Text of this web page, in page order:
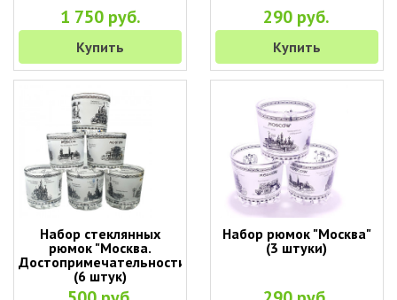
1 750 руб.
Купить
290 руб.
Купить
Набор стеклянных
рюмок "Москва.
Достопримечательности"
(6 штук)
Набор рюмок "Москва"
(3 штуки)